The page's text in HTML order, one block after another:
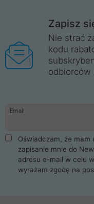
Zapisz
Nie strać
kodu
odbiorców
Email
Oświadczam, że mam
zapisanie mnie do
adresu e-mail w celu
wyrażam zgodę na